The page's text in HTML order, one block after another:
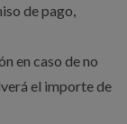
de pago,
en caso de no
el importe de